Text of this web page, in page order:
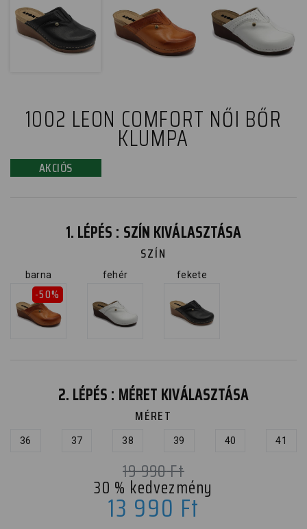
1002 LEON COMFORT NŐI BŐR
KLUMPA
AKCIÓS
1. LÉPÉS : SZÍN KIVÁLASZTÁSA
SZÍN
barna
-50%
fehér fekete
2. LÉPÉS : MÉRET KIVÁLASZTÁSA
MÉRET
36 37 38 39 40 41
19 990Ft
30 % kedvezmény
13 990 Ft